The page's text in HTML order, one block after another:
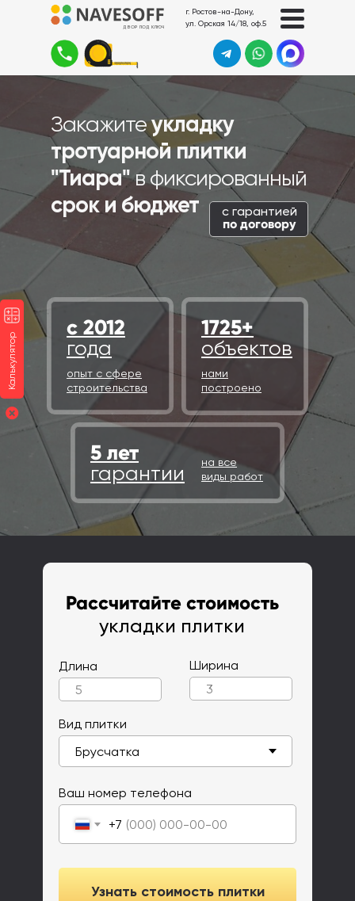
г. Ростов-на-Дону,
ул. Орская 14/18, оф.5
ДВОР ПОД КЛЮЧ
Узнать стоимость плитки
Ваш номер телефона
+7
Вид плитки
Рассчитайте стоимость
укладки плитки
Закажитеукладку
тротуарной плитки
"Тиара"в фиксированный
срок и бюджет
с гарантией
по договору
Длина Ширина
на все
виды работ
5 лет
гарантии
нами
построено
1725+
объектов
опыт с сфере
строительства
с 2012
года
Калькулятор